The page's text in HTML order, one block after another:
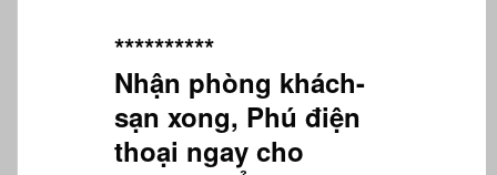
**********
Nhận phòng khách-
sạn xong, Phú điện
thoại ngay cho